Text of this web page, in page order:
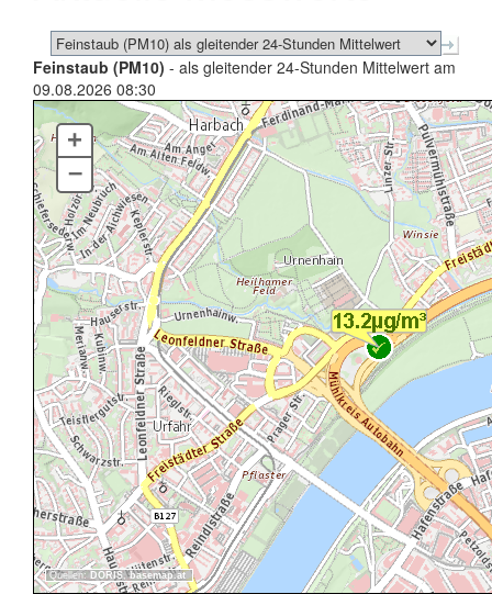
Feinstaub (PM10) - als gleitender 24-Stunden Mittelwert am
09.08.2026 08:30
Quellen: DORIS,basemap.at
+
–